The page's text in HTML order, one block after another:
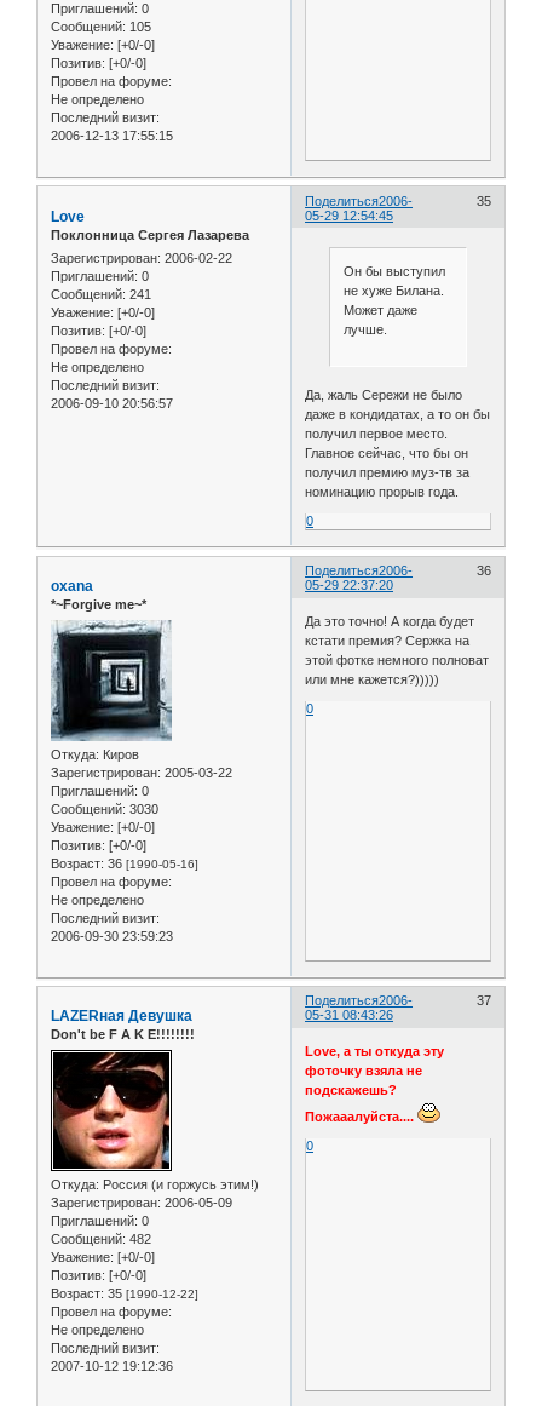
Приглашений: 0
Сообщений: 105
Уважение: [+0/-0]
Позитив: [+0/-0]
Провел на форуме:
Не определено
Последний визит:
2006-12-13 17:55:15
Поделиться 35
2006-
05-29 12:54:45
Love
Поклонница Сергея Лазарева
Зарегистрирован: 2006-02-22
Приглашений: 0
Сообщений: 241
Уважение: [+0/-0]
Позитив: [+0/-0]
Провел на форуме:
Не определено
Последний визит:
2006-09-10 20:56:57
Он бы выступил
не хуже Билана.
Может даже
лучше.
Да, жаль Сережи не было
даже в кондидатах, а то он бы
получил первое место.
Главное сейчас, что бы он
получил премию муз-тв за
номинацию прорыв года.
0
Поделиться 36
2006-
05-29 22:37:20
oxana
*~Forgive me~*
Откуда: Киров
Зарегистрирован: 2005-03-22
Приглашений: 0
Сообщений: 3030
Уважение: [+0/-0]
Позитив: [+0/-0]
Возраст: 36 [1990-05-16]
Провел на форуме:
Не определено
Последний визит:
2006-09-30 23:59:23
Да это точно! А когда будет
кстати премия? Сержка на
этой фотке немного полноват
или мне кажется?)))))
0
Поделиться 37
2006-
05-31 08:43:26
LAZERная Девушка
Don't be F A K E!!!!!!!!
Откуда: Россия (и горжусь этим!)
Зарегистрирован: 2006-05-09
Приглашений: 0
Сообщений: 482
Уважение: [+0/-0]
Позитив: [+0/-0]
Возраст: 35 [1990-12-22]
Провел на форуме:
Не определено
Последний визит:
2007-10-12 19:12:36
Love, а ты откуда эту
фоточку взяла не
подскажешь?
Пожааалуйста....
0